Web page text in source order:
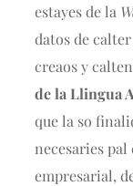
estayes de la
datos de
creaos y
de la Llingua
que la so
necesaries
empresarial,